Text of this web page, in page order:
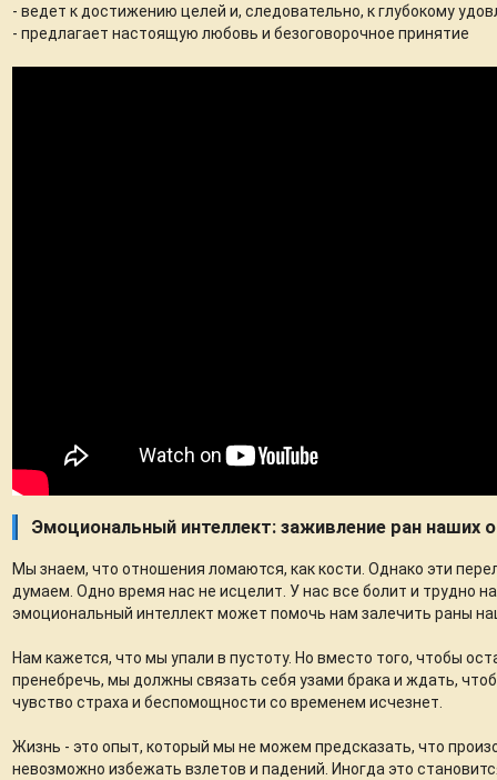
- ведет к достижению целей и, следовательно, к глубокому
- предлагает настоящую любовь и безоговорочное принятие
Эмоциональный интеллект: заживление ран наших
Мы знаем, что отношения ломаются, как кости. Однако эти
думаем. Одно время нас не исцелит. У нас все болит и трудно
эмоциональный интеллект может помочь нам залечить раны
Нам кажется, что мы упали в пустоту. Но вместо того, чтобы
пренебречь, мы должны связать себя узами брака и ждать,
чувство страха и беспомощности со временем исчезнет.
Жизнь - это опыт, который мы не можем предсказать, что
невозможно избежать взлетов и падений. Иногда это